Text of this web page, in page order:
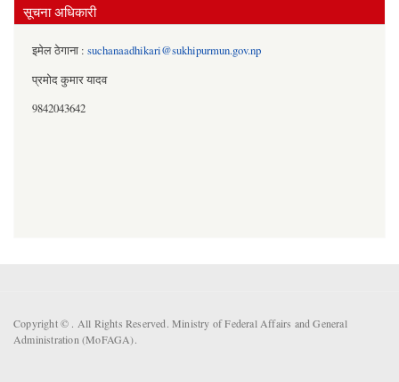
सूचना अधिकारी
इमेल ठेगाना : suchanaadhikari@sukhipurmun.gov.np
प्रमोद कुमार यादव
9842043642
Copyright © . All Rights Reserved. Ministry of Federal Affairs and General
Administration (MoFAGA).